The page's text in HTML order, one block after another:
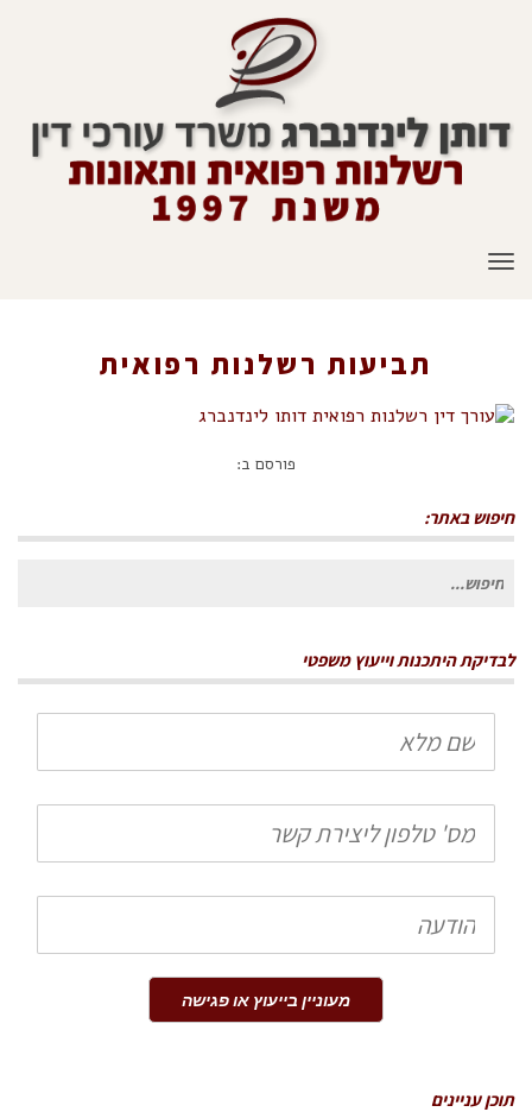
תפריט
תביעות רשלנות רפואית
פורסם ב:
חיפוש באתר:
לבדיקת היתכנות וייעוץ משפטי
שם
מלא
טלפון
הודעה
מעוניין בייעוץ או פגישה
תוכן עניינים